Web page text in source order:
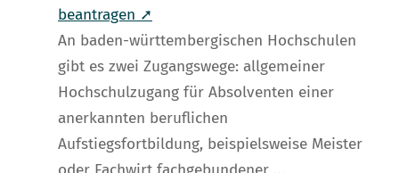
beantragen ➚
An baden-württembergischen Hochschulen
gibt es zwei Zugangswege: allgemeiner
Hochschulzugang für Absolventen einer
anerkannten beruflichen
Aufstiegsfortbildung, beispielsweise Meister